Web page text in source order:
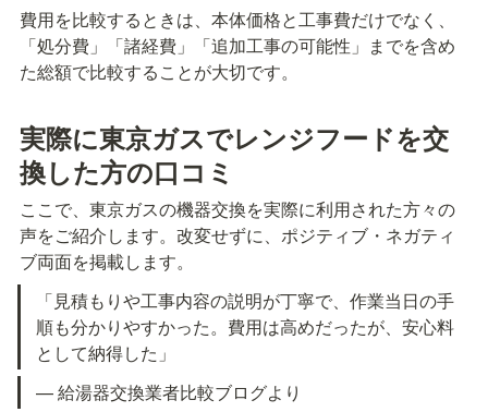
費用を比較するときは、本体価格と工事費だけでなく、
「処分費」「諸経費」「追加工事の可能性」までを含め
た総額で比較することが大切です。
実際に東京ガスでレンジフードを交
換した方の口コミ
ここで、東京ガスの機器交換を実際に利用された方々の
声をご紹介します。改変せずに、ポジティブ・ネガティ
ブ両面を掲載します。
「見積もりや工事内容の説明が丁寧で、作業当日の手
順も分かりやすかった。費用は高めだったが、安心料
として納得した」
— 給湯器交換業者比較ブログより